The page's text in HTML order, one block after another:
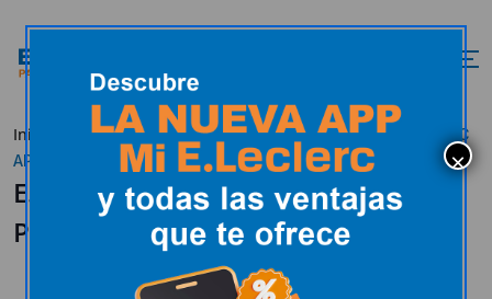
Inicio Actualidad E.Leclerc en los medios
E.LECLERC
APUESTA POR LOS PROVEEDORES LOCALES
E.LECLERC APUESTA POR LOS
PROVEEDORES LOCALES